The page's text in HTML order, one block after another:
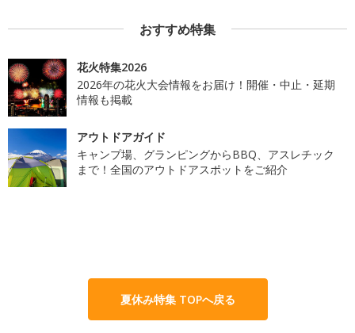
おすすめ特集
花火特集2026
2026年の花火大会情報をお届け！開催・中止・延期
情報も掲載
アウトドアガイド
キャンプ場、グランピングからBBQ、アスレチック
まで！全国のアウトドアスポットをご紹介
夏休み特集 TOPへ戻る